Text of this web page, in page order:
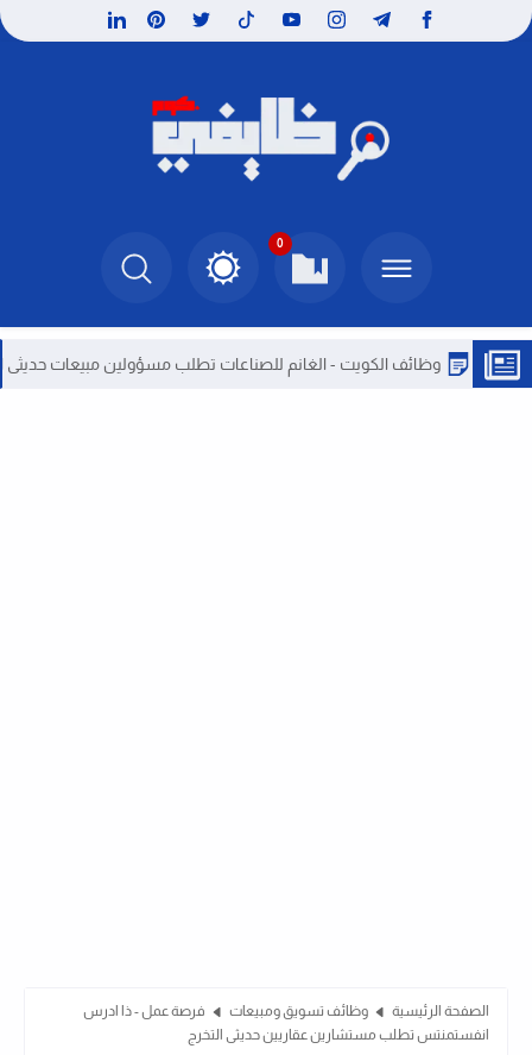
0
وظائف الكويت - الغانم للصناعات تطلب مسؤولين مبيعات حديثى التخرج
الصفحة الرئيسية وظائف تسويق ومبيعات
فرصة عمل - ذا ادرس
انفستمنتس تطلب مستشارين عقاريين حديثى التخرج